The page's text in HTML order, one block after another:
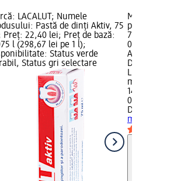
LACALUT; Numele
Pastă de dinți Aktiv, 75
Preț: 22,40 lei; Preț de bază:
l (298,67 lei pe 1 l);
Status verde
Status gri selectare
Marcă:
produsului:
75 ml;
0,075 l
Livrabil,
magazin
14,45 lei
0,075 l
Dr.DEVIL
ml